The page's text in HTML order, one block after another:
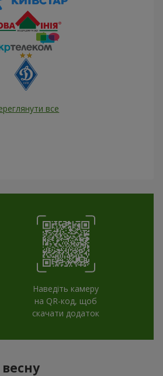
все
Наведіть камеру
на QR-код, щоб
скачати додаток